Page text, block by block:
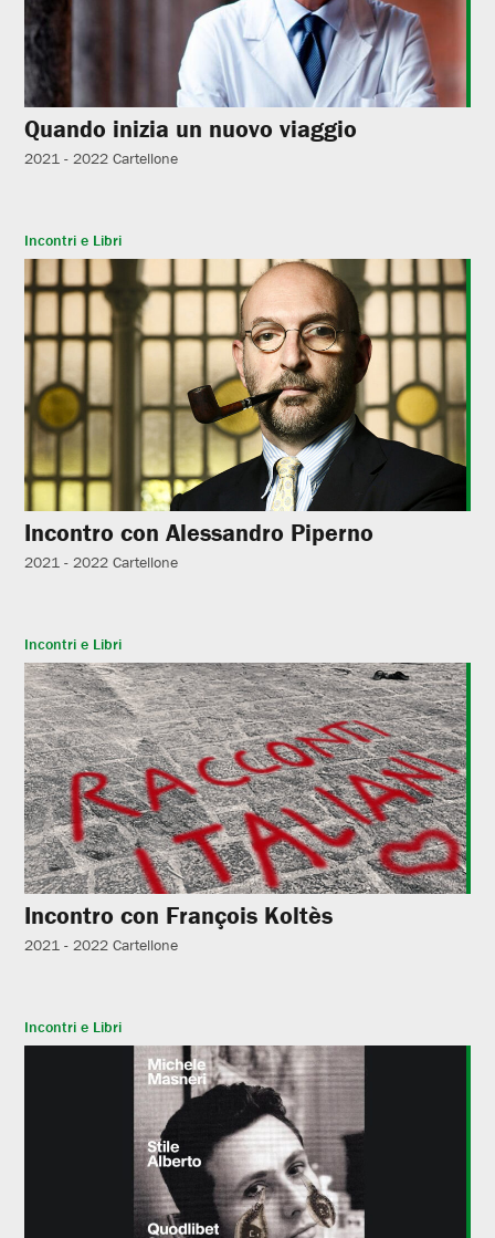
Quando inizia un nuovo viaggio
2021 - 2022 Cartellone
Incontri e Libri
Incontro con Alessandro Piperno
2021 - 2022 Cartellone
Incontri e Libri
Incontro con François Koltès
2021 - 2022 Cartellone
Incontri e Libri